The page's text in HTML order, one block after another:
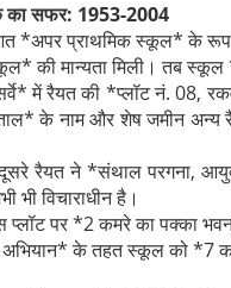
का सफर: 1953-2004
*अपर प्राथमिक स्कूल* के रूप
की मान्यता मिली। तब
में रैयत की *प्लॉट नं. 08,
के नाम और शेष जमीन अन्य
रैयत ने *संथाल परगना,
भी विचाराधीन है।
पर *2 कमरे का पक्का
अभियान* के तहत स्कूल को *7